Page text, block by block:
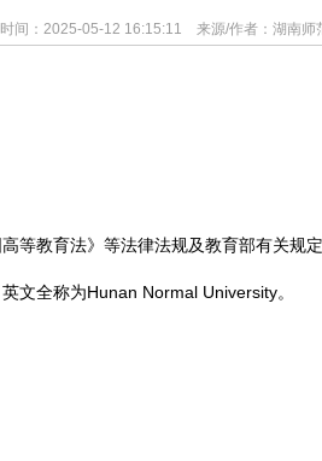
间：2025-05-12 16:15:11 来源/作者：湖南师
教育法》等法律法规及教育部有关规定
文全称为Hunan Normal University。